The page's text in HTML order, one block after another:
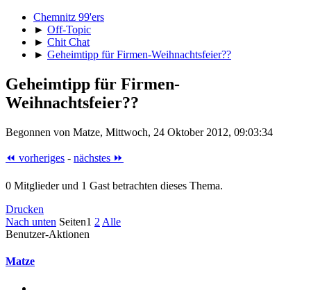
Chemnitz 99'ers
► Off-Topic
► Chit Chat
► Geheimtipp für Firmen-Weihnachtsfeier??
Geheimtipp für Firmen-
Weihnachtsfeier??
Begonnen von Matze, Mittwoch, 24 Oktober 2012, 09:03:34
⏪ vorheriges - nächstes ⏩
0 Mitglieder und 1 Gast betrachten dieses Thema.
Drucken
Nach unten Seiten1 2 Alle
Benutzer-Aktionen
Matze